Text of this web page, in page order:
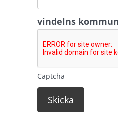
vindelns
Captcha